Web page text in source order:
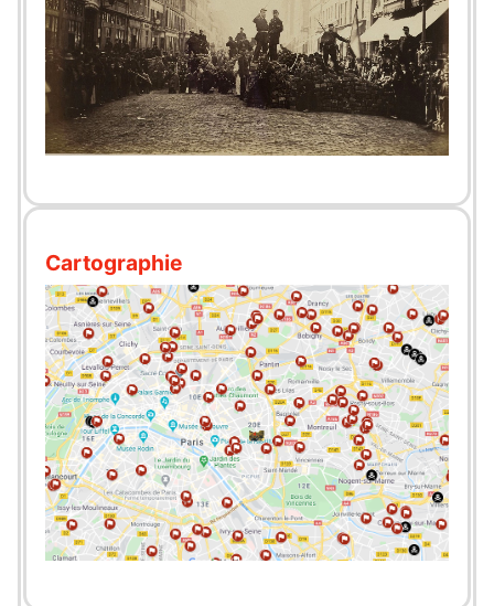
Cartographie